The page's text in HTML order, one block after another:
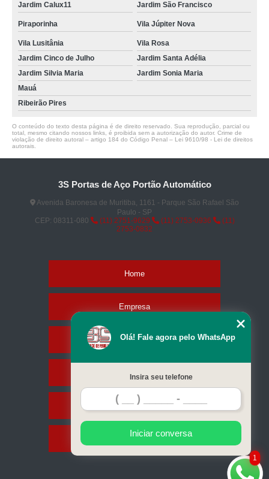
Jardim Calux11
Jardim São Francisco
Piraporinha Vila Júpiter Nova
Vila Lusitânia
Vila Rosa
Jardim Cinco de Julho
Jardim Santa Adélia
Jardim Silvia Maria
Jardim Sonia Maria
Mauá
Ribeirão Pires
O conteúdo do texto desta página é de direito reservado. Sua reprodução, parcial ou
total, mesmo citando nossos links, é proibida sem a autorização do autor. Crime de
violação de direito autoral – artigo 184 do Código Penal – Lei 9610/98 - Lei de direitos
autorais
3S Portas de Aço Portão Automático
Avenida Baronesa de Muritiba, 1161 - Parque São Rafael São
Paulo - SP
CEP: 08311-080
(11) 2751-9629 (11) 2753-0936
(11)
2753-0832
Home
Empresa
Missão
Serviços
Contato
Mapa do site
1
Olá! Fale agora pelo WhatsApp
Insira seu telefone
Iniciar conversa